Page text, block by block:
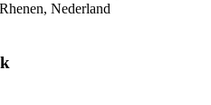
Nederland